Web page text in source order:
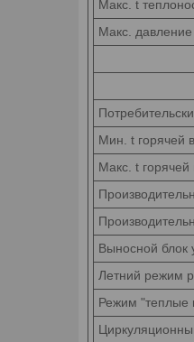
Макс. t
Макс. давление
Мин. t горячей
Макс. t горячей
Выносной блок
Летний режим
Режим "теплые